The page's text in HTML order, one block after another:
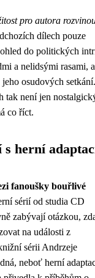
pro autora
dílech pouze
do politických
a nelidsými rasami, a
osudových setkání.
tak není jen
co říct.
s herní
fanoušky bouřlivé
sérií od studia CD
zabývají otázkou,
na události z
sérii Andrzeje
neboť herní